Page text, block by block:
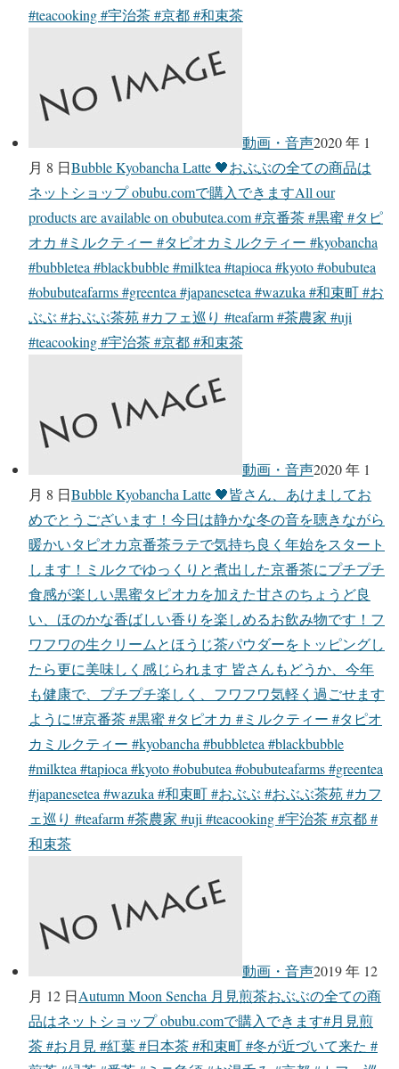
#teacooking #宇治茶 #京都 #和束茶
動画・音声2020 年 1
月 8 日Bubble Kyobancha Latte 🖤おぶぶの全ての商品は
ネットショップ obubu.comで購入できますAll our
products are available on obubutea.com #京番茶 #黒蜜 #タピ
オカ #ミルクティー #タピオカミルクティー #kyobancha
#bubbletea #blackbubble #milktea #tapioca #kyoto #obubutea
#obubuteafarms #greentea #japanesetea #wazuka #和束町 #お
ぶぶ #おぶぶ茶苑 #カフェ巡り #teafarm #茶農家 #uji
#teacooking #宇治茶 #京都 #和束茶
動画・音声2020 年 1
月 8 日Bubble Kyobancha Latte 🖤皆さん、あけましてお
めでとうございます！今日は静かな冬の音を聴きながら
暖かいタピオカ京番茶ラテで気持ち良く年始をスタート
します！ミルクでゆっくりと煮出した京番茶にプチプチ
食感が楽しい黒蜜タピオカを加えた甘さのちょうど良
い、ほのかな香ばしい香りを楽しめるお飲み物です！フ
ワフワの生クリームとほうじ茶パウダーをトッピングし
たら更に美味しく感じられます️ 皆さんもどうか、今年
も健康で、プチプチ楽しく、フワフワ気軽く過ごせます
ように!#京番茶 #黒蜜 #タピオカ #ミルクティー #タピオ
カミルクティー #kyobancha #bubbletea #blackbubble
#milktea #tapioca #kyoto #obubutea #obubuteafarms #greentea
#japanesetea #wazuka #和束町 #おぶぶ #おぶぶ茶苑 #カフ
ェ巡り #teafarm #茶農家 #uji #teacooking #宇治茶 #京都 #
和束茶
動画・音声2019 年 12
月 12 日Autumn Moon Sencha 月見煎茶おぶぶの全ての商
品はネットショップ obubu.comで購入できます#月見煎
茶 #お月見 #紅葉 #日本茶 #和束町 #冬が近づいて来た #